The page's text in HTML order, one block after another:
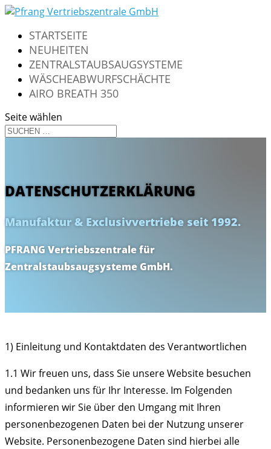
STARTSEITE
NEUHEITEN
ZENTRALSTAUBSAUGSYSTEME
WÄSCHEABWURFSCHÄCHTE
AIRO BREATH 350
Seite wählen
DATENSCHUTZERKLÄRUNG
Manufaktur & Exclusivvertriebe seit 1992.
PFRANG Vertriebszentrale für
Zentralstaubsaugsysteme GmbH.
1) Einleitung und Kontaktdaten des Verantwortlichen
1.1 Wir freuen uns, dass Sie unsere Website besuchen
und bedanken uns für Ihr Interesse. Im Folgenden
informieren wir Sie über den Umgang mit Ihren
personenbezogenen Daten bei der Nutzung unserer
Website. Personenbezogene Daten sind hierbei alle